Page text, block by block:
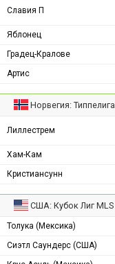
Славия П
Яблонец
Градец-Кралове
Артис
Норвегия: Типпелига
Лиллестрем
Хам-Кам
Кристиансунн
США: Кубок Лиг MLS
Толука (Мексика)
Сиэтл Саундерс (США)